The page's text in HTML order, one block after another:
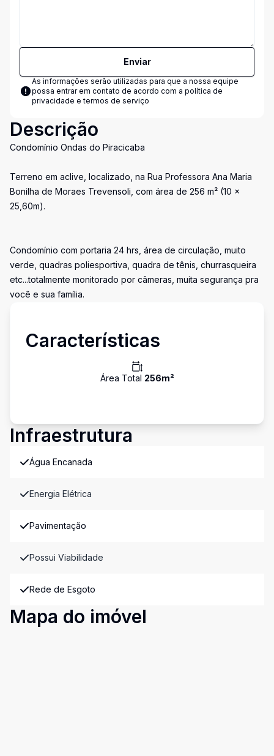
Enviar
As informações serão utilizadas para que a nossa equipe
possa entrar em contato de acordo com a política de
privacidade e termos de serviço
Descrição
Condomínio Ondas do Piracicaba
Terreno em aclive, localizado, na Rua Professora Ana Maria
Bonilha de Moraes Trevensoli, com área de 256 m² (10 x
25,60m).
Condomínio com portaria 24 hrs, área de circulação, muito
verde, quadras poliesportiva, quadra de tênis, churrasqueira
etc...totalmente monitorado por câmeras, muita segurança pra
você e sua família.
Características
Área Total 256m²
Infraestrutura
Água Encanada
Energia Elétrica
Pavimentação
Possui Viabilidade
Rede de Esgoto
Mapa do imóvel